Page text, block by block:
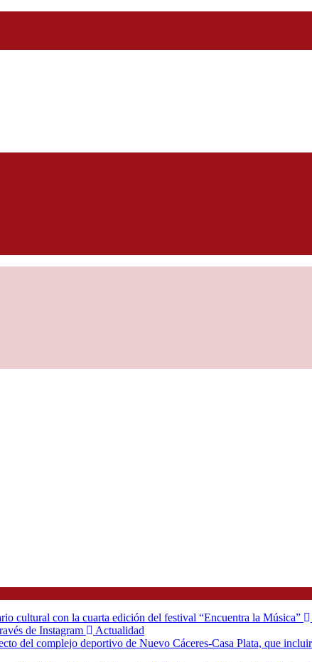
cultural con la cuarta edición del festival “Encuentra la Música”
de Instagram
Actualidad
del complejo deportivo de Nuevo Cáceres-Casa Plata, que